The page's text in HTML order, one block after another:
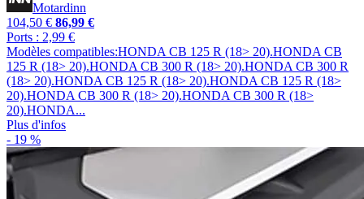
Motardinn
104,50 € 86,99 €
Ports : 2,99 €
Modèles compatibles:HONDA CB 125 R (18> 20).HONDA CB
125 R (18> 20).HONDA CB 300 R (18> 20).HONDA CB 300 R
(18> 20).HONDA CB 125 R (18> 20).HONDA CB 125 R (18>
20).HONDA CB 300 R (18> 20).HONDA CB 300 R (18>
20).HONDA...
Plus d'infos
- 19 %